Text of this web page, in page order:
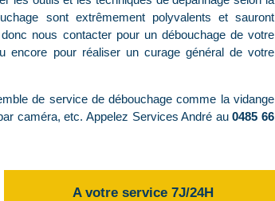
sont extrêmement polyvalents et sauront
nous contacter pour un débouchage de votre
encore pour réaliser un curage général de votre
de service de débouchage comme la vidange
caméra, etc. Appelez Services André au0485 66
A votre service 7J/24H